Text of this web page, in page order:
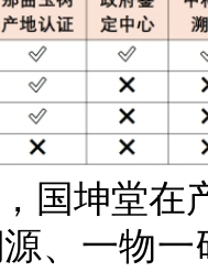
国坤堂在
、一物